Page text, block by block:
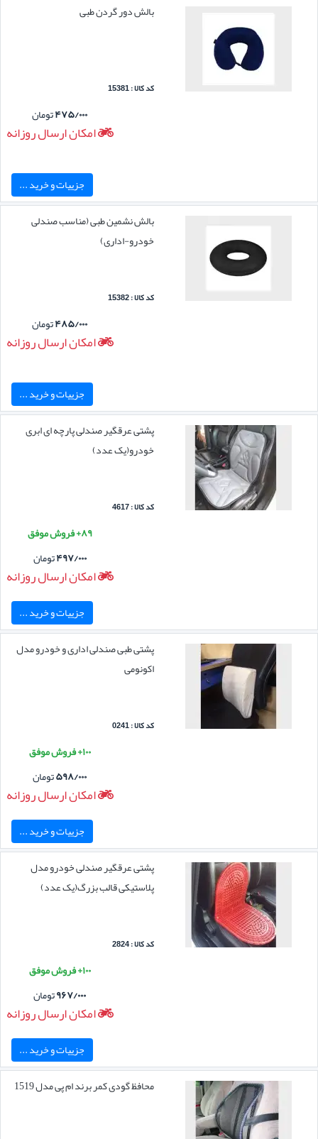
بالش دور گردن طبی
کد کالا : 15381
۴۷۵/۰۰۰تومان
امکان ارسال روزانه
جزییات و خرید ...
بالش نشمین طبی (مناسب صندلی
خودرو-اداری)
کد کالا : 15382
۴۸۵/۰۰۰تومان
امکان ارسال روزانه
جزییات و خرید ...
پشتی عرقگیر صندلی پارچه ای ابری
خودرو(یک عدد)
کد کالا : 4617
۸۹+ فروش موفق
۴۹۷/۰۰۰تومان
امکان ارسال روزانه
جزییات و خرید ...
پشتی طبی صندلی اداری و خودرو مدل
اکونومی
کد کالا : 0241
۱۰۰+ فروش موفق
۵۹۸/۰۰۰تومان
امکان ارسال روزانه
جزییات و خرید ...
پشتی عرقگیر صندلی خودرو مدل
پلاستیکی قالب بزرگ(یک عدد)
کد کالا : 2824
۱۰۰+ فروش موفق
۹۶۷/۰۰۰تومان
امکان ارسال روزانه
جزییات و خرید ...
محافظ گودی کمر برند ام پی مدل 1519